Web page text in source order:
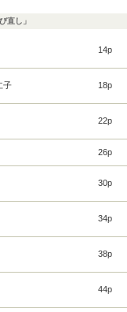
直し」
14p
子 18p
22p
26p
30p
34p
38p
44p